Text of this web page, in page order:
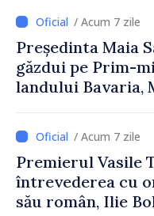
/ Acum 7 zile
Președinta Maia
găzdui pe Prim-
landului Bavaria,
/ Acum 7 zile
Premierul Vasile
întrevederea cu
său român, Ilie